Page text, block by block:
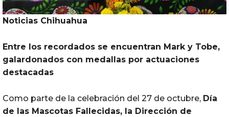
Noticias Chihuahua
Entre los recordados se encuentran Mark y Tobe,
galardonados con medallas por actuaciones
destacadas
Como parte de la celebración del 27 de octubre, Día
de las Mascotas Fallecidas, la Dirección de